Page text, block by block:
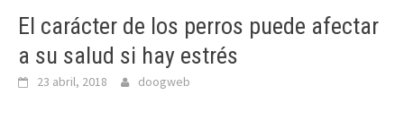
El carácter de los perros puede afectar
a su salud si hay estrés
23 abril, 2018 doogweb